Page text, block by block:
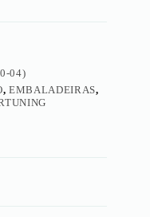
04)
,EMBALADEIRAS,